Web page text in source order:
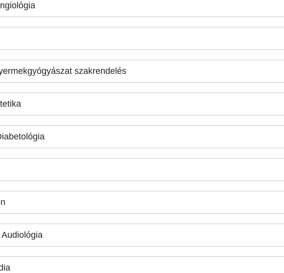
szakrendelés